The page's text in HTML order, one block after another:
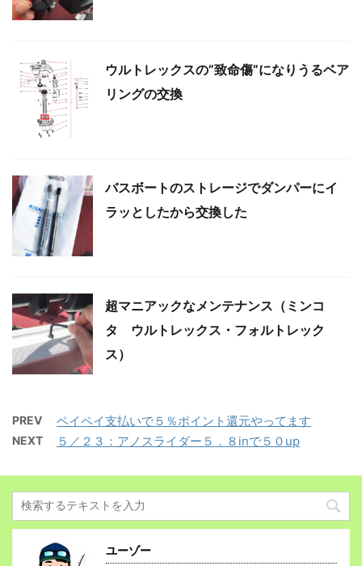
ウルトレックスの”致命傷”になりうるベア
リングの交換
バスボートのストレージでダンパーにイ
ラッとしたから交換した
超マニアックなメンテナンス（ミンコ
タ ウルトレックス・フォルトレック
ス）
PREV ペイペイ支払いで５％ポイント還元やってます
NEXT ５／２３：アノスライダー５．８inで５０up
ユーゾー